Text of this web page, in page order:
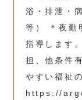
浴・排泄・
等） ＊夜勤
指導します
担、他条件
やすい福祉
https://